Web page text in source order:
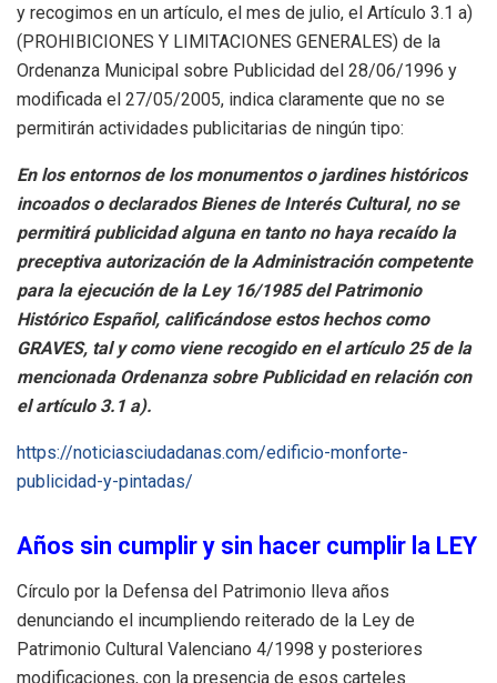
y recogimos en un artículo, el mes de julio, el Artículo 3.1 a)
(PROHIBICIONES Y LIMITACIONES GENERALES) de la
Ordenanza Municipal sobre Publicidad del 28/06/1996 y
modificada el 27/05/2005, indica claramente que no se
permitirán actividades publicitarias de ningún tipo:
En los entornos de los monumentos o jardines históricos
incoados o declarados Bienes de Interés Cultural, no se
permitirá publicidad alguna en tanto no haya recaído la
preceptiva autorización de la Administración competente
para la ejecución de la Ley 16/1985 del Patrimonio
Histórico Español, calificándose estos hechos como
GRAVES, tal y como viene recogido en el artículo 25 de la
mencionada Ordenanza sobre Publicidad en relación con
el artículo 3.1 a).
https://noticiasciudadanas.com/edificio-monforte-
publicidad-y-pintadas/
Años sin cumplir y sin hacer cumplir la LEY
Círculo por la Defensa del Patrimonio lleva años
denunciando el incumpliendo reiterado de la Ley de
Patrimonio Cultural Valenciano 4/1998 y posteriores
modificaciones, con la presencia de esos carteles